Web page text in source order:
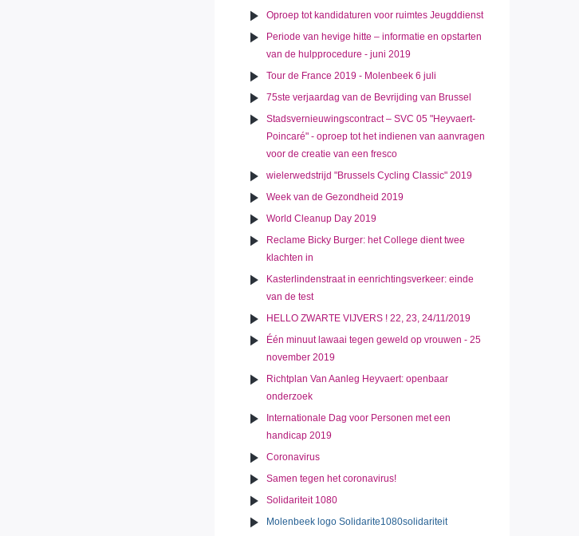
Oproep tot kandidaturen voor ruimtes Jeugddienst
Periode van hevige hitte – informatie en opstarten
van de hulpprocedure - juni 2019
Tour de France 2019 - Molenbeek 6 juli
75ste verjaardag van de Bevrijding van Brussel
Stadsvernieuwingscontract – SVC 05 "Heyvaert-
Poincaré" - oproep tot het indienen van aanvragen
voor de creatie van een fresco
wielerwedstrijd "Brussels Cycling Classic" 2019
Week van de Gezondheid 2019
World Cleanup Day 2019
Reclame Bicky Burger: het College dient twee
klachten in
Kasterlindenstraat in eenrichtingsverkeer: einde
van de test
HELLO ZWARTE VIJVERS ! 22, 23, 24/11/2019
Één minuut lawaai tegen geweld op vrouwen - 25
november 2019
Richtplan Van Aanleg Heyvaert: openbaar
onderzoek
Internationale Dag voor Personen met een
handicap 2019
Coronavirus
Samen tegen het coronavirus!
Solidariteit 1080
Molenbeek logo Solidarite1080solidariteit